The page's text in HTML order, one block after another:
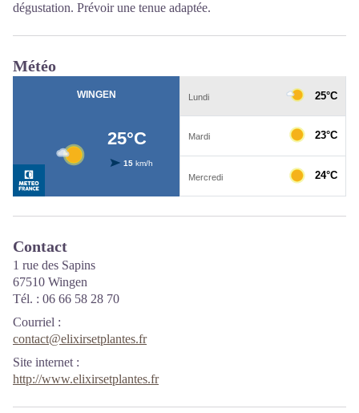
dégustation. Prévoir une tenue adaptée.
Météo
Contact
1 rue des Sapins
67510 Wingen
Tél. : 06 66 58 28 70
Courriel :
contact@elixirsetplantes.fr
Site internet:
http://www.elixirsetplantes.fr